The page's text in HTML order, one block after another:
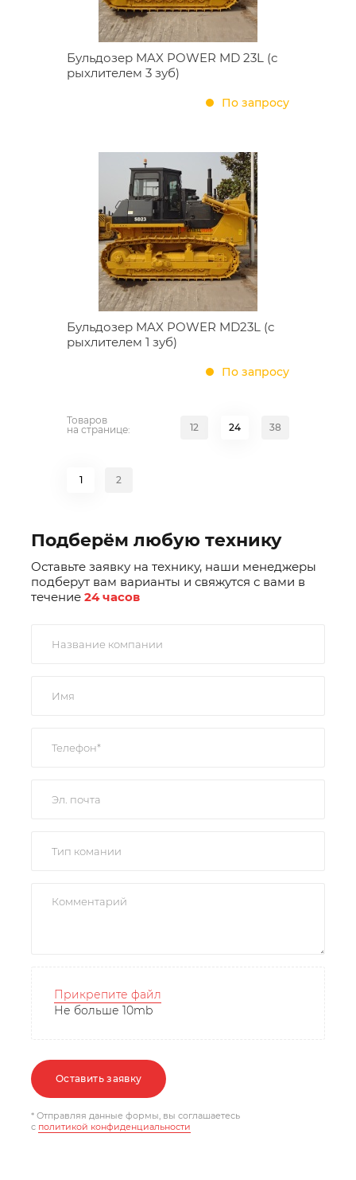
Бульдозер MAX POWER MD 23L (с
рыхлителем 3 зуб)
По запросу
Бульдозер MAX POWER MD23L (с
рыхлителем 1 зуб)
По запросу
Товаров
на странице:
12 24 38
1 2
Подберём любую технику
Оставьте заявку на технику, наши менеджеры
подберут вам варианты и свяжутся с вами в
течение 24 часов
Прикрепите файл
Не больше 10mb
Оставить заявку
* Отправляя данные формы, вы соглашаетесь
c политикой конфиденциальности